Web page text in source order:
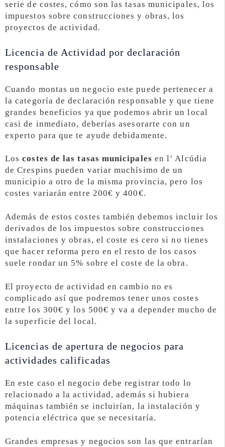
serie de costes, cómo son las tasas municipales, los
impuestos sobre construcciones y obras, los
proyectos de actividad.
Licencia de Actividad por declaración
responsable
Cuando montas un negocio este puede pertenecer a
la categoría de declaración responsable y que tiene
grandes beneficios ya que podemos abrir un local
casi de inmediato, deberías asesorarte con un
experto para que te ayude debidamente.
Loscostes de las tasas municipales en l’ Alcúdia
de Crespins pueden variar muchísimo de un
municipio a otro de la misma provincia, pero los
costes variarán entre 200€ y 400€.
Además de estos costes también debemos incluir los
derivados de los impuestos sobre construcciones
instalaciones y obras, el coste es cero si no tienes
que hacer reforma pero en el resto de los casos
suele rondar un 5% sobre el coste de la obra.
El proyecto de actividad en cambio no es
complicado así que podremos tener unos costes
entre los 300€ y los 500€ y va a depender mucho de
la superficie del local.
Licencias de apertura de negocios para
actividades calificadas
En este caso el negocio debe registrar todo lo
relacionado a la actividad, además si hubiera
máquinas también se incluirían, la instalación y
potencia eléctrica que se necesitaría.
Grandes empresas y negocios son las que entrarían